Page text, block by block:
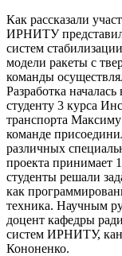
Как рассказали
ИРНИТУ
систем
модели ракеты с
команды
Разработка
студенту 3 курса
транспорта
команде
различных
проекта принимает
студенты решали
как
техника. Научным
доцент кафедры
систем ИРНИТУ,
Кононенко.